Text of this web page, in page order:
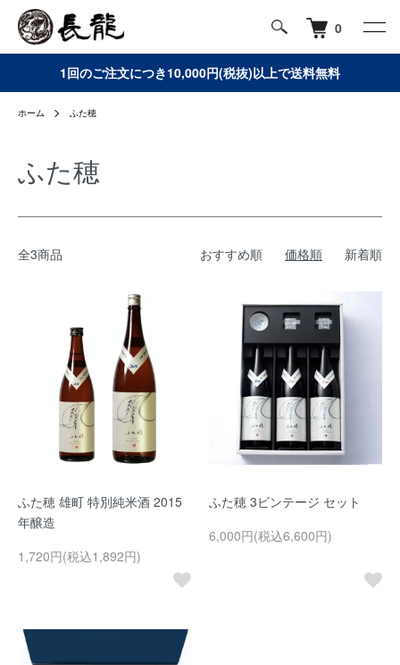
0
1回のご注文につき10,000円(税抜)以上で送料無料
ホーム ふた穂
ふた穂
全3商品 おすすめ順 価格順 新着順
ふた穂 雄町 特別純米酒 2015
年醸造
1,720円(税込1,892円)
ふた穂 3ビンテージ セット
6,000円(税込6,600円)